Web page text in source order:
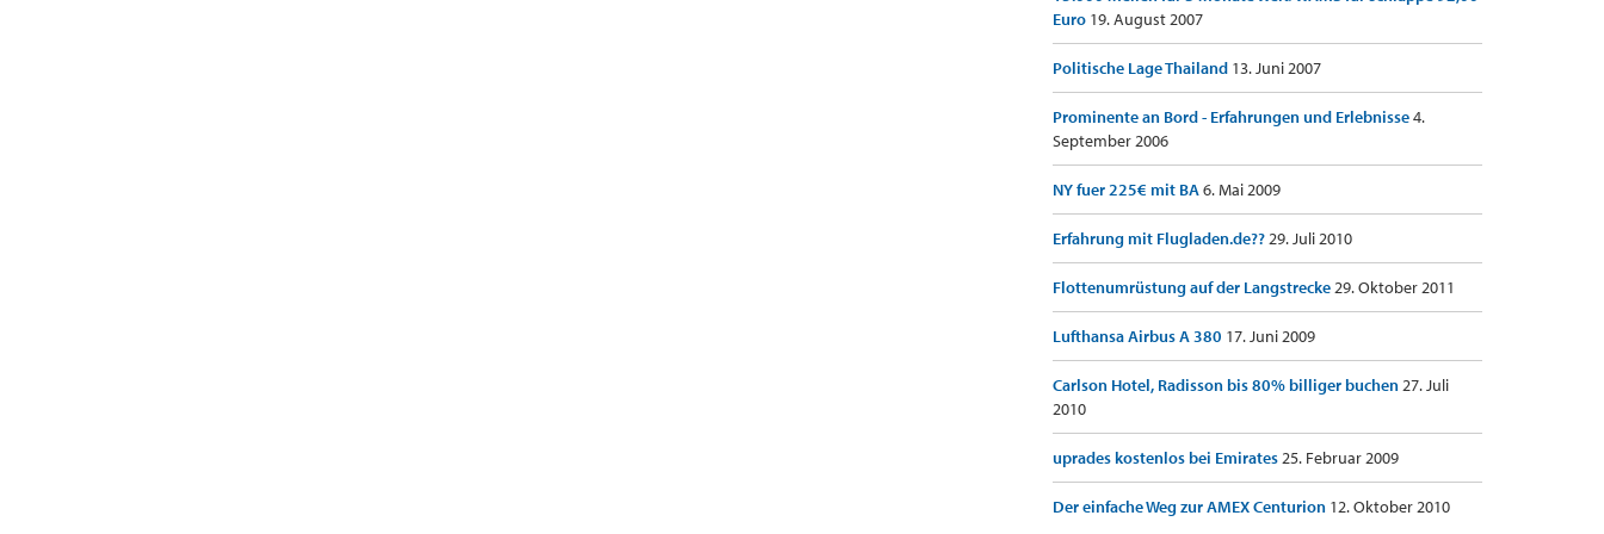
Euro 19. August 2007
Politische Lage Thailand 13. Juni 2007
Prominente an Bord - Erfahrungen und Erlebnisse4.
September 2006
NY fuer 225€ mit BA6. Mai 2009
Erfahrung mit Flugladen.de??29. Juli 2010
Flottenumrüstung auf der Langstrecke29. Oktober 2011
Lufthansa Airbus A 380 17. Juni 2009
Carlson Hotel, Radisson bis 80% billiger buchen27. Juli
2010
uprades kostenlos bei Emirates25. Februar 2009
Der einfache Weg zur AMEX Centurion 12. Oktober 2010